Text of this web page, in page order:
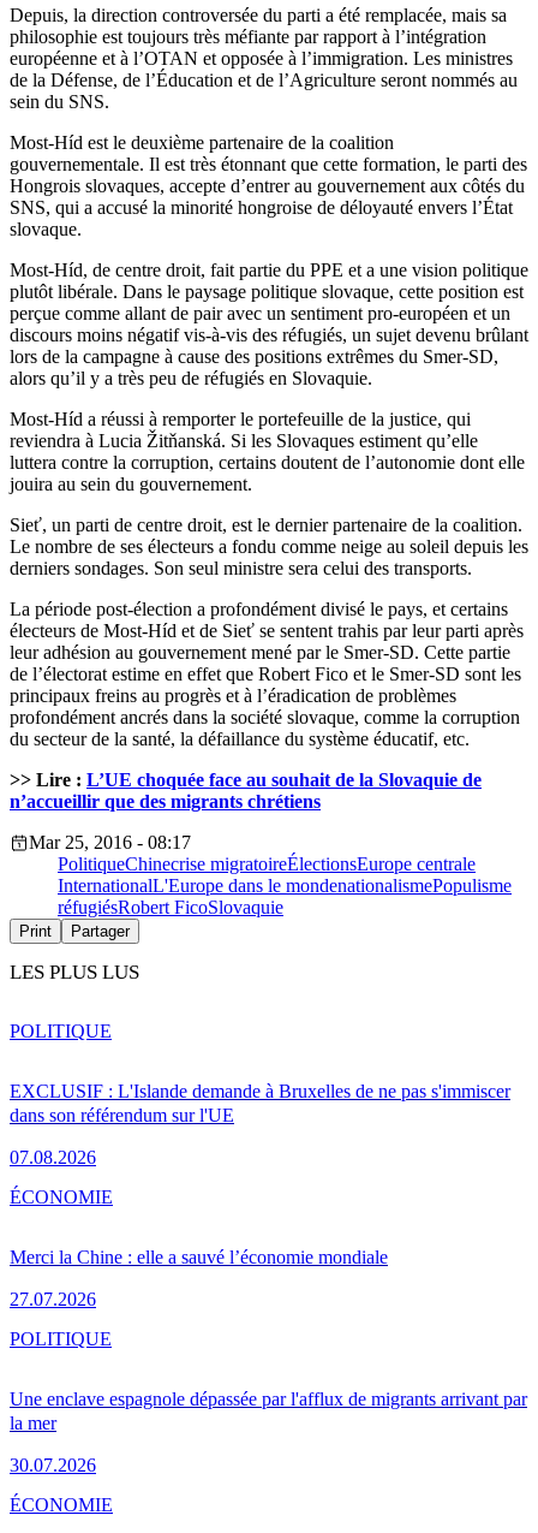
Depuis, la direction controversée du parti a été remplacée, mais sa
philosophie est toujours très méfiante par rapport à l’intégration
européenne et à l’OTAN et opposée à l’immigration. Les ministres
de la Défense, de l’Éducation et de l’Agriculture seront nommés au
sein du SNS.
Most-Híd est le deuxième partenaire de la coalition
gouvernementale. Il est très étonnant que cette formation, le parti des
Hongrois slovaques, accepte d’entrer au gouvernement aux côtés du
SNS, qui a accusé la minorité hongroise de déloyauté envers l’État
slovaque.
Most-Híd, de centre droit, fait partie du PPE et a une vision politique
plutôt libérale. Dans le paysage politique slovaque, cette position est
perçue comme allant de pair avec un sentiment pro-européen et un
discours moins négatif vis-à-vis des réfugiés, un sujet devenu brûlant
lors de la campagne à cause des positions extrêmes du Smer-SD,
alors qu’il y a très peu de réfugiés en Slovaquie.
Most-Híd a réussi à remporter le portefeuille de la justice, qui
reviendra à Lucia Žitňanská. Si les Slovaques estiment qu’elle
luttera contre la corruption, certains doutent de l’autonomie dont elle
jouira au sein du gouvernement.
Sieť, un parti de centre droit, est le dernier partenaire de la coalition.
Le nombre de ses électeurs a fondu comme neige au soleil depuis les
derniers sondages. Son seul ministre sera celui des transports.
La période post-élection a profondément divisé le pays, et certains
électeurs de Most-Híd et de Sieť se sentent trahis par leur parti après
leur adhésion au gouvernement mené par le Smer-SD. Cette partie
de l’électorat estime en effet que Robert Fico et le Smer-SD sont les
principaux freins au progrès et à l’éradication de problèmes
profondément ancrés dans la société slovaque, comme la corruption
du secteur de la santé, la défaillance du système éducatif, etc.
>> Lire : L’UE choquée face au souhait de la Slovaquie de
n’accueillir que des migrants chrétiens
Mar 25, 2016 - 08:17
PolitiqueChinecrise migratoireÉlectionsEurope centrale
InternationalL'Europe dans le mondenationalismePopulisme
réfugiésRobert FicoSlovaquie
Print Partager
LES PLUS LUS
EXCLUSIF : L'Islande demande à Bruxelles de ne pas s'immiscer
dans son référendum sur l'UE
07.08.2026
POLITIQUE
Merci la Chine : elle a sauvé l’économie mondiale
27.07.2026
ÉCONOMIE
Une enclave espagnole dépassée par l'afflux de migrants arrivant par
la mer
30.07.2026
POLITIQUE
ÉCONOMIE